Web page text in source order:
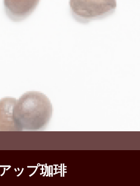
ップ珈琲